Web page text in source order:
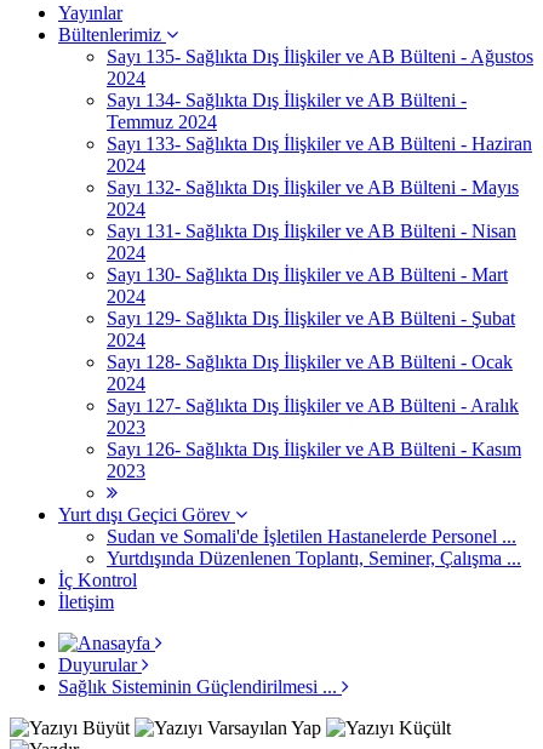
Yayınlar
Bültenlerimiz
Sayı 135- Sağlıkta Dış İlişkiler ve AB Bülteni - Ağustos
2024
Sayı 134- Sağlıkta Dış İlişkiler ve AB Bülteni -
Temmuz 2024
Sayı 133- Sağlıkta Dış İlişkiler ve AB Bülteni - Haziran
2024
Sayı 132- Sağlıkta Dış İlişkiler ve AB Bülteni - Mayıs
2024
Sayı 131- Sağlıkta Dış İlişkiler ve AB Bülteni - Nisan
2024
Sayı 130- Sağlıkta Dış İlişkiler ve AB Bülteni - Mart
2024
Sayı 129- Sağlıkta Dış İlişkiler ve AB Bülteni - Şubat
2024
Sayı 128- Sağlıkta Dış İlişkiler ve AB Bülteni - Ocak
2024
Sayı 127- Sağlıkta Dış İlişkiler ve AB Bülteni - Aralık
2023
Sayı 126- Sağlıkta Dış İlişkiler ve AB Bülteni - Kasım
2023
Yurt dışı Geçici Görev
Sudan ve Somali'de İşletilen Hastanelerde Personel ...
Yurtdışında Düzenlenen Toplantı, Seminer, Çalışma ...
İç Kontrol
İletişim
Duyurular
Sağlık Sisteminin Güçlendirilmesi ...